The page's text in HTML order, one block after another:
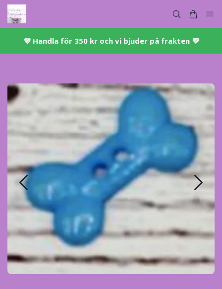
💜 ​Handla för 350 kr och vi bjuder på frakten 💜​